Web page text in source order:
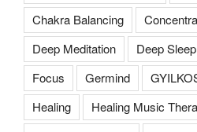
Chakra Balancing
Deep Meditation
Deep Sleep
Focus
Germind
Healing
Healing Music